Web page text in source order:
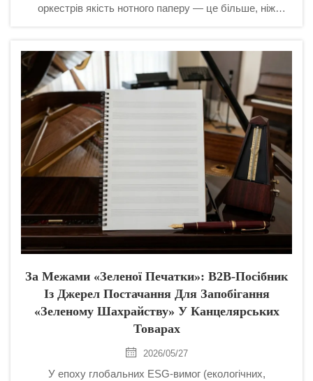
оркестрів якість нотного паперу — це більше, ніж
пропозиція високоефективного зошита...
За Межами «Зеленої Печатки»: B2B-Посібник
Із Джерел Постачання Для Запобігання
«зеленому Шахрайству» У Канцелярських
Товарах
2026/05/27
У епоху глобальних ESG-вимог (екологічних,